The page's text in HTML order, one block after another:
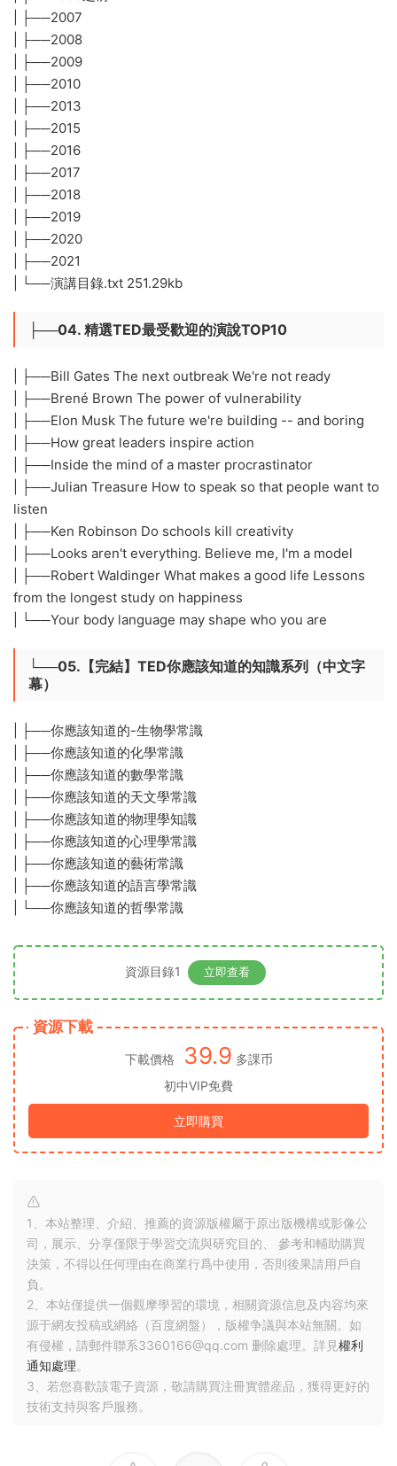
| ├──2007
| ├──2008
| ├──2009
| ├──2010
| ├──2013
| ├──2015
| ├──2016
| ├──2017
| ├──2018
| ├──2019
| ├──2020
| ├──2021
| └──演講目錄.txt 251.29kb
├──04. 精選TED最受歡迎的演說TOP10
| ├──Bill Gates The next outbreak We're not ready
| ├──Brené Brown The power of vulnerability
| ├──Elon Musk The future we're building -- and boring
| ├──How great leaders inspire action
| ├──Inside the mind of a master procrastinator
| ├──Julian Treasure How to speak so that people want to
listen
| ├──Ken Robinson Do schools kill creativity
| ├──Looks aren't everything. Believe me, I'm a model
| ├──Robert Waldinger What makes a good life Lessons
from the longest study on happiness
| └──Your body language may shape who you are
└──05.【完結】TED你應該知道的知識系列（中文字
幕）
| ├──你應該知道的-生物學常識
| ├──你應該知道的化學常識
| ├──你應該知道的數學常識
| ├──你應該知道的天文學常識
| ├──你應該知道的物理學知識
| ├──你應該知道的心理學常識
| ├──你應該知道的藝術常識
| ├──你應該知道的語言學常識
| └──你應該知道的哲學常識
資源目錄1 立即查看
資源下載
下載價格 39.9 多課币
初中VIP免費
立即購買
1、本站整理、介紹、推薦的資源版權屬于原出版機構或影像公
司，展示、分享僅限于學習交流與研究目的、 參考和輔助購買
決策，不得以任何理由在商業行爲中使用，否則後果請用戶自
負。
2、本站僅提供一個觀摩學習的環境，相關資源信息及内容均來
源于網友投稿或網絡（百度網盤），版權争議與本站無關。如
有侵權，請郵件聯系3360166@qq.com 删除處理。詳見權利
通知處理。
3、若您喜歡該電子資源，敬請購買注冊實體産品，獲得更好的
技術支持與客戶服務。